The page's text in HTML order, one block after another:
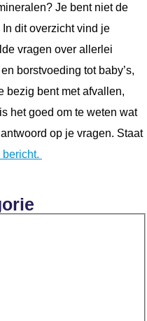
Je bent niet de
dit overzicht vind je
vragen over allerlei
borstvoeding tot baby’s,
bezig bent met afvallen,
het goed om te weten wat
op je vragen. Staat
bericht.